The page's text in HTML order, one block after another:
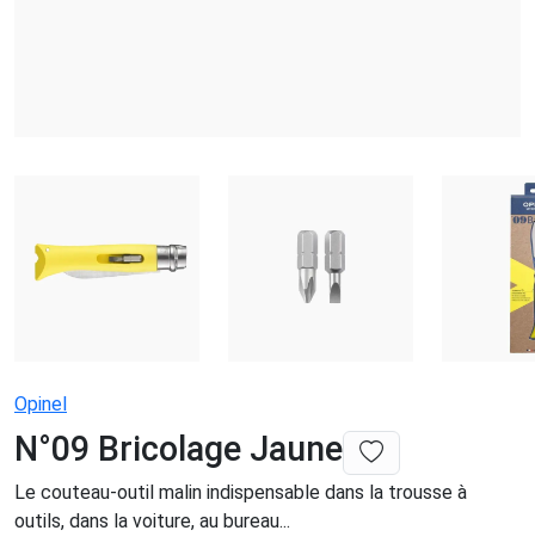
Opinel
N°09 Bricolage Jaune
Le couteau-outil malin indispensable dans la trousse à
outils, dans la voiture, au bureau...